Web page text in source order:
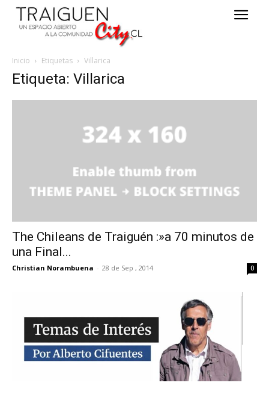
Inicio Etiquetas Villarica
Etiqueta: Villarica
The Chileans de Traiguén :»a 70 minutos de
una Final...
Christian Norambuena - 28 de Sep , 2014 0